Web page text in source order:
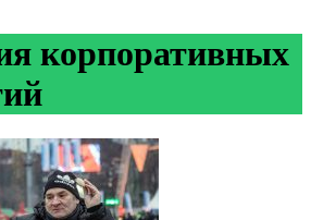
корпоративных